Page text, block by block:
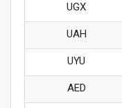
UGX
UAH
UYU
AED